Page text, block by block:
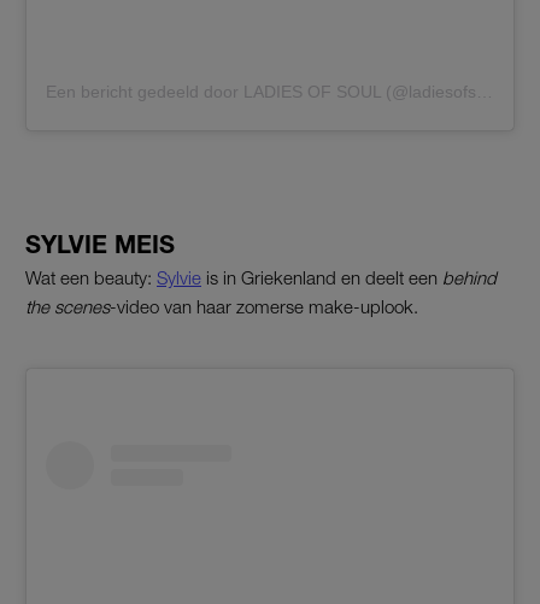
Een bericht gedeeld door LADIES OF SOUL (@ladiesofsoul)
SYLVIE MEIS
Wat een beauty: Sylvie is in Griekenland en deelt een behind
the scenes-video van haar zomerse make-uplook.